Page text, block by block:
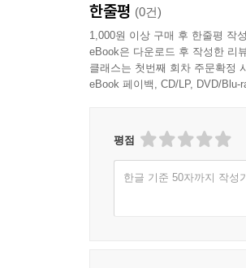
한줄평 (0건)
1,000원 이상 구매 후 한줄평 작
eBook은 다운로드 후 작성한 리
클래스는 첫번째 회차 주문확정
eBook 페이백, CD/LP, DVD/
평점
한글 기준 50자까지 작성